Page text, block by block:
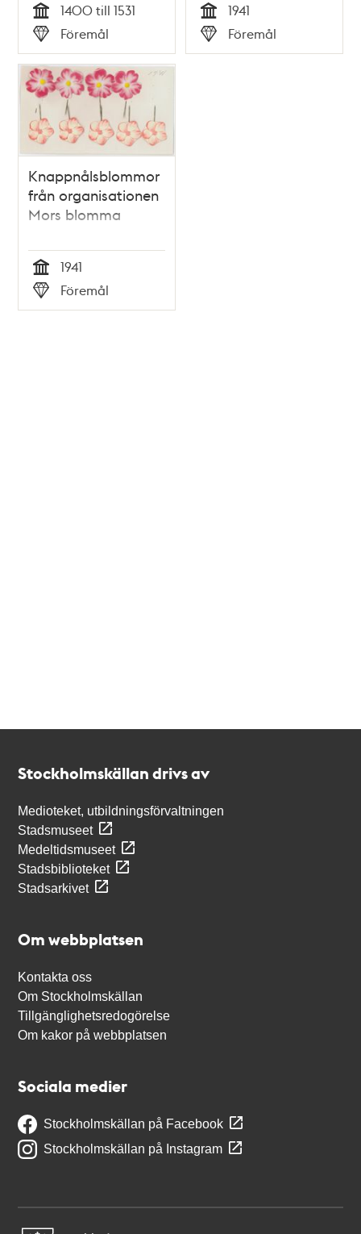
Tid
1400 till 1531
Typ
Föremål Tid
1941
Typ
Föremål
Knappnålsblommor
från organisationen
Mors blomma
Tid
1941
Typ
Föremål
Stockholmskällan drivs av
Medioteket, utbildningsförvaltningen
Stadsmuseet
Medeltidsmuseet
Stadsbiblioteket
Stadsarkivet
Om webbplatsen
Kontakta oss
Om Stockholmskällan
Tillgänglighetsredogörelse
Om kakor på webbplatsen
Sociala medier
Stockholmskällan på Facebook
Stockholmskällan på Instagram